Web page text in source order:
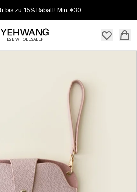
bis zu 15% Rabatt! Min. €30
B2B WHOLESALER